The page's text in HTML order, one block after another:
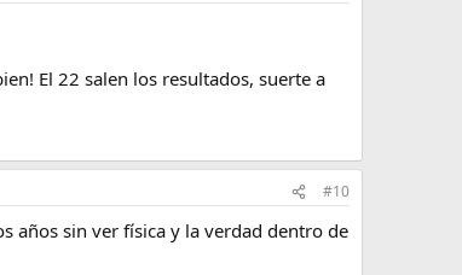
El 22 salen los resultados, suerte a
#10
años sin ver física y la verdad dentro de